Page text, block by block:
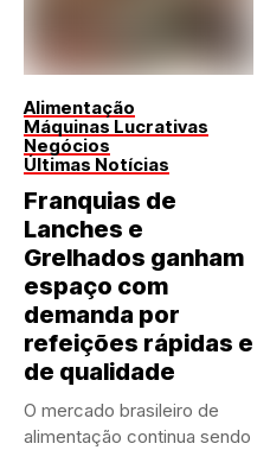
Alimentação
Máquinas Lucrativas
Negócios
Últimas Notícias
Franquias de
Lanches e
Grelhados ganham
espaço com
demanda por
refeições rápidas e
de qualidade
O mercado brasileiro de
alimentação continua sendo